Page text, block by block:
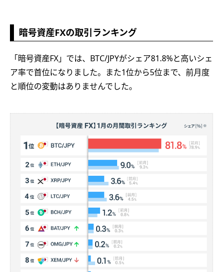
暗号資産FXの取引ランキング
「暗号資産FX」では、BTC/JPYがシェア81.8%と高いシェ
ア率で首位になりました。また1位から5位まで、前月度
と順位の変動はありませんでした。